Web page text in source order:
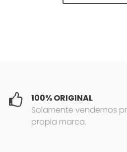
100% ORIGINAL
Solamente vendemos
propia marca.